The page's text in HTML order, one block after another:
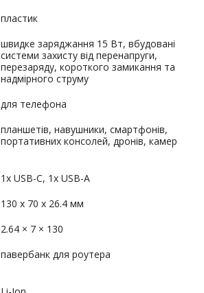
пластик
швидке заряджання 15 Вт, вбудовані
системи захисту від перенапруги,
перезаряду, короткого замикання та
надмірного струму
для телефона
планшетів, навушники, смартфонів,
портативних консолей, дронів, камер
1x USB-C, 1х USB-A
130 х 70 х 26.4 мм
2.64 × 7 × 130
павербанк для роутера